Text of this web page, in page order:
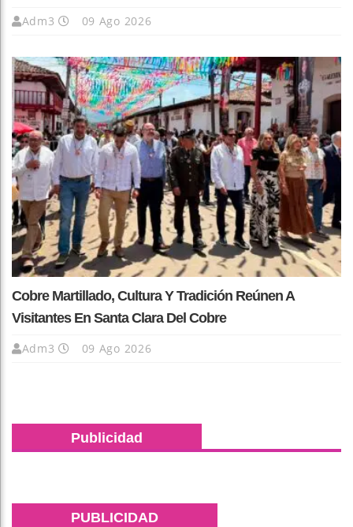
Adm3 09 Ago 2026
Cobre Martillado, Cultura Y Tradición Reúnen A
Visitantes En Santa Clara Del Cobre
Adm3 09 Ago 2026
Publicidad
PUBLICIDAD